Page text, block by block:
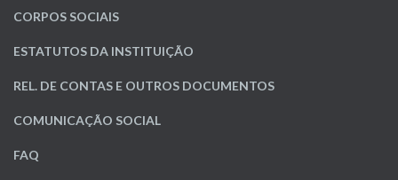
CORPOS SOCIAIS
ESTATUTOS DA INSTITUIÇÃO
REL. DE CONTAS E OUTROS DOCUMENTOS
COMUNICAÇÃO SOCIAL
FAQ